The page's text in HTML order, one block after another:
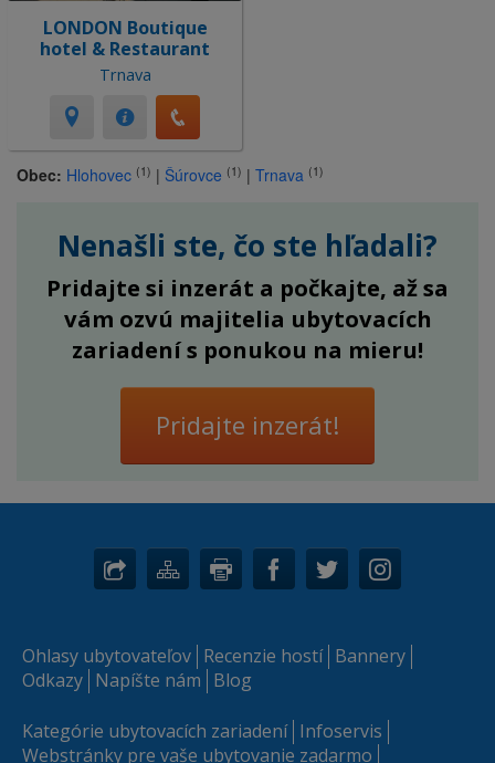
LONDON Boutique
hotel & Restaurant
Trnava
Obec: Hlohovec (1) | Šúrovce (1) | Trnava (1)
Nenašli ste, čo ste hľadali?
Pridajte si inzerát a počkajte, až sa
vám ozvú majitelia ubytovacích
zariadení s ponukou na mieru!
Pridajte inzerát!
Ohlasy ubytovateľov Recenzie hostí Bannery
Odkazy Napíšte nám Blog
Kategórie ubytovacích zariadení Infoservis
Webstránky pre vaše ubytovanie zadarmo